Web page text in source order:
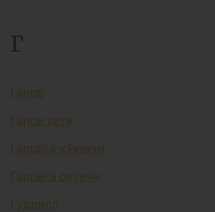
Г
Гаров
Гаров хати
Гаровга қўювчи
Гаровга олувчи
Гудвилл